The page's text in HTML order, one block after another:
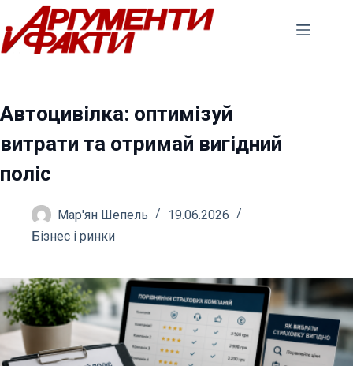
Перейти
до
вмісту
Автоцивілка: оптимізуй
витрати та отримай вигідний
поліс
Мар'ян Шепель
19.06.2026
Бізнес і ринки